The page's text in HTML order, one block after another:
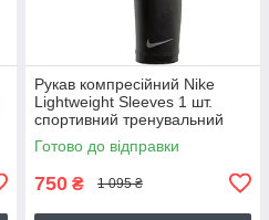
Рукав компресійний Nike
Lightweight Sleeves 1 шт.
спортивний тренувальний
(N.100.4268.042)
Готово до відправки
750 ₴ 1 095 ₴